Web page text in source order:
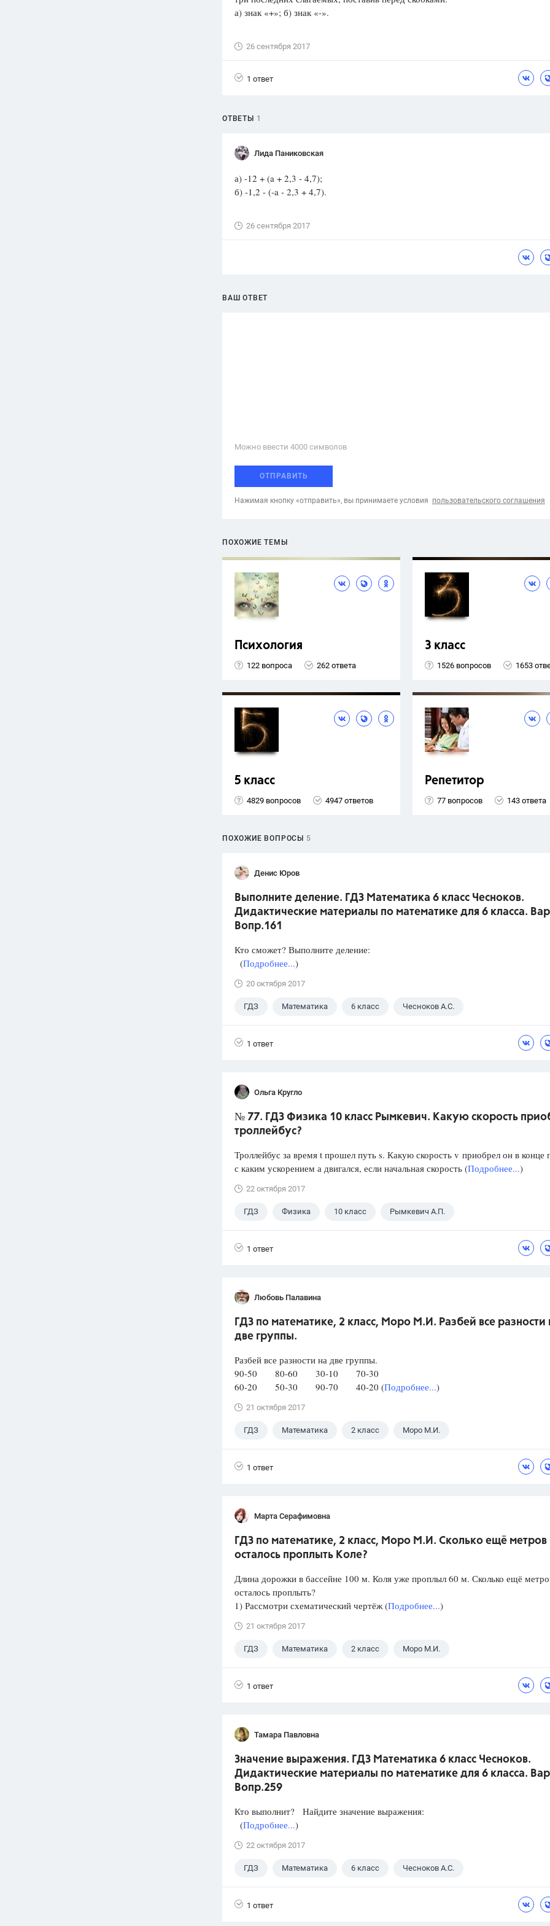
Вузы
ГИА
а) знак «+»; б) знак «-».
26 сентября 2017
1 ответ
ОТВЕТЫ 1
Лида Паниковская
а) -12 + (a + 2,3 - 4,7);
б) -1,2 - (-a - 2,3 + 4,7).
26 сентября 2017
ВАШ ОТВЕТ
Можно ввести 4000 cимволов
ОТПРАВИТЬ
Нажимая кнопку «отправить», вы принимаете условия пользовательского соглашения
ПОХОЖИЕ ТЕМЫ
Психология
122 вопроса 262 ответа
3 класс
1526 вопросов 1653
5 класс
4829 вопросов 4947 ответов
Репетитор
77 вопросов 143 ответа
ПОХОЖИЕ ВОПРОСЫ 5
Денис Юров
Выполните деление. ГДЗ Математика 6 класс Чесноков.
Дидактические материалы по математике для 6 класса.
Вопр.161
Кто сможет? Выполните деление:
(Подробнее...)
20 октября 2017
ГДЗ Математика 6 класс Чесноков А.С.
1 ответ
Ольга Кругло
№ 77. ГДЗ Физика 10 класс Рымкевич. Какую скорость
троллейбус?
Троллейбус за время t прошел путь s. Какую скорость v приобрел он в конце
с каким ускорением а двигался, если начальная скорость (Подробнее...)
22 октября 2017
ГДЗ Физика 10 класс Рымкевич А.П.
1 ответ
Любовь Палавина
ГДЗ по математике, 2 класс, Моро М.И. Разбей все разности
две группы.
Разбей все разности на две группы.
90-50 80-60 30-10 70-30
60-20 50-30 90-70 40-20 (Подробнее...)
21 октября 2017
ГДЗ Математика 2 класс Моро М.И.
1 ответ
Марта Серафимовна
ГДЗ по математике, 2 класс, Моро М.И. Сколько ещё метров
осталось проплыть Коле?
Длина дорожки в бассейне 100 м. Коля уже проплыл 60 м. Сколько ещё
осталось проплыть?
1) Рассмотри схематический чертёж (Подробнее...)
21 октября 2017
ГДЗ Математика 2 класс Моро М.И.
1 ответ
Тамара Павловна
Значение выражения. ГДЗ Математика 6 класс Чесноков.
Дидактические материалы по математике для 6 класса.
Вопр.259
Кто выполнит? Найдите значение выражения:
(Подробнее...)
22 октября 2017
ГДЗ Математика 6 класс Чесноков А.С.
1 ответ